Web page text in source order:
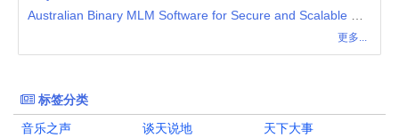
更多...
标签分类
音乐之声
谈天说地
天下大事